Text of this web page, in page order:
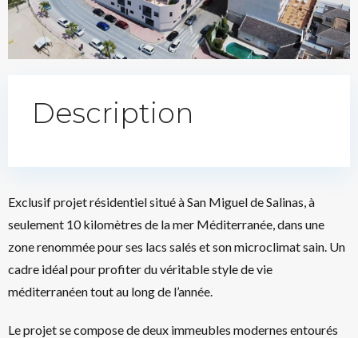
Description
Exclusif projet résidentiel situé à San Miguel de Salinas, à
seulement 10 kilomètres de la mer Méditerranée, dans une
zone renommée pour ses lacs salés et son microclimat sain. Un
cadre idéal pour profiter du véritable style de vie
méditerranéen tout au long de l’année.
Le projet se compose de deux immeubles modernes entourés